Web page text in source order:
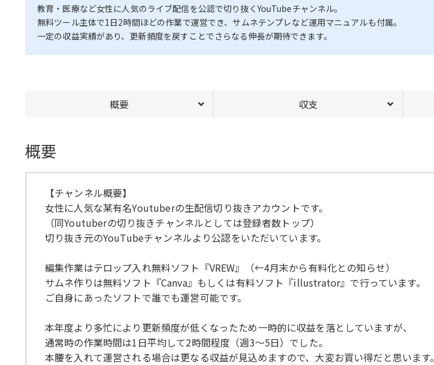
教育・医療など女性に人気のライブ配信を公認で切り抜くYouTubeチャンネル。
無料ツール主体で1日2時間ほどの作業で運営でき、サムネテンプレなど運用マニュアルも付属。
一定の収益実績があり、更新頻度を戻すことでさらなる伸長が期待できます。
概要 収支
概要
【チャンネル概要】
女性に人気な某有名Youtuberの生配信切り抜きアカウントです。
（同Youtuberの切り抜きチャンネルとしては登録者数トップ）
切り抜き元のYouTubeチャンネルより公認をいただいています。
編集作業はテロップ入れ無料ソフト『VREW』（←4月末から有料化との知らせ）
サムネ作りは無料ソフト『Canva』もしくは有料ソフト『illustrator』で行っています。
ご自身にあったソフトで誰でも運営可能です。
本年度より多忙により更新頻度が低くなったため一時的に収益を落としていますが、
通常時の作業時間は1日平均して2時間程度（週3～5日）でした。
本腰を入れて運営される場合は更なる収益が見込めますので、大変お買い得だと思います。